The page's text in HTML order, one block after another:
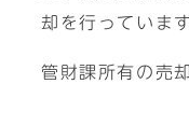
却を行っています
管財課所有の売